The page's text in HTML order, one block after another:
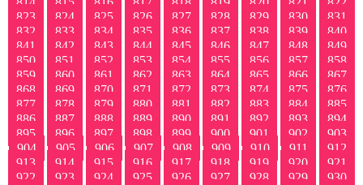
823
824 825 826 827 828 829 830
831
832
833 834 835 836 837 838 839
840
841
842 843 844 845 846 847 848
849
850
851 852 853 854 855 856 857
858
859
860 861 862 863 864 865 866
867
868
869 870 871 872 873 874 875
876
877
878 879 880 881 882 883 884
885
886
887 888 889 890 891 892 893
894
895
896 897 898 899 900 901 902
903
904
905 906 907 908 909 910 911
912
913
914 915 916 917 918 919 920
921
922
923 924 925 926 927 928 929
930